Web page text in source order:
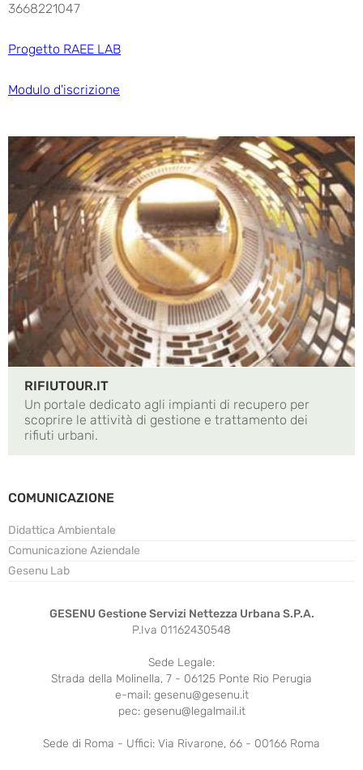
3668221047
Progetto RAEE LAB
Modulo d'iscrizione
RIFIUTOUR.IT
Un portale dedicato agli impianti di recupero per
scoprire le attività di gestione e trattamento dei
rifiuti urbani.
COMUNICAZIONE
Didattica Ambientale
Comunicazione Aziendale
Gesenu Lab
GESENU Gestione Servizi Nettezza Urbana S.P.A.
P.Iva 01162430548
Sede Legale:
Strada della Molinella, 7 - 06125 Ponte Rio Perugia
e-mail: gesenu@gesenu.it
pec: gesenu@legalmail.it
Sede di Roma - Uffici: Via Rivarone, 66 - 00166 Roma